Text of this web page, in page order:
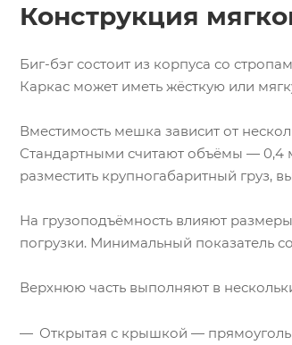
Конструкция
Биг-бэг состоит из корпуса со
Каркас может иметь жёсткую или
Вместимость мешка зависит от
Стандартными считают объёмы — 0,4
разместить крупногабаритный груз,
На грузоподъёмность влияют
погрузки. Минимальный показатель
Верхнюю часть выполняют в
Открытая с крышкой —